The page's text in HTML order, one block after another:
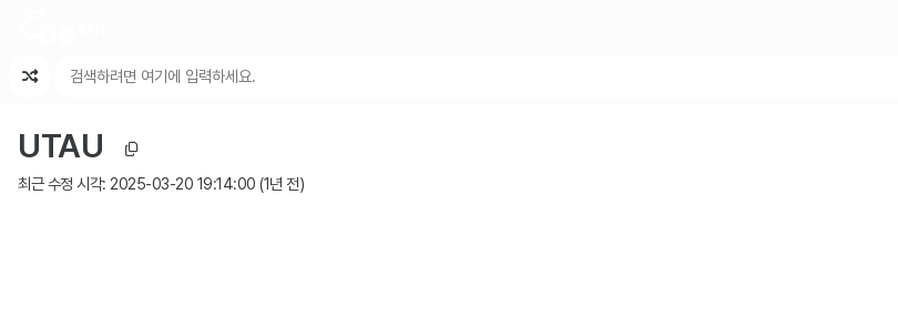
UTAU
최근 수정 시각: 2025-03-20 19:14:00 (1년 전)